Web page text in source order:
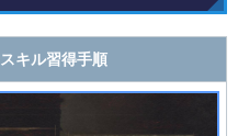
キル習得手順